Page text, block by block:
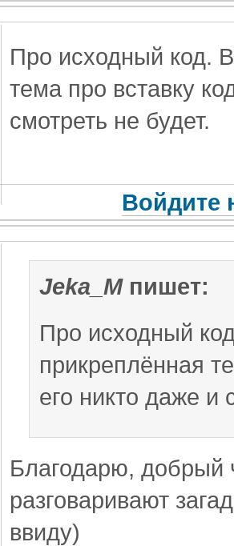
Про исходный код.
тема про вставку
смотреть не будет.
Войдите
Jeka_Mпишет:
Про исходный
прикреплённая
его никто даже и
Благодарю, добрый
разговаривают
ввиду)